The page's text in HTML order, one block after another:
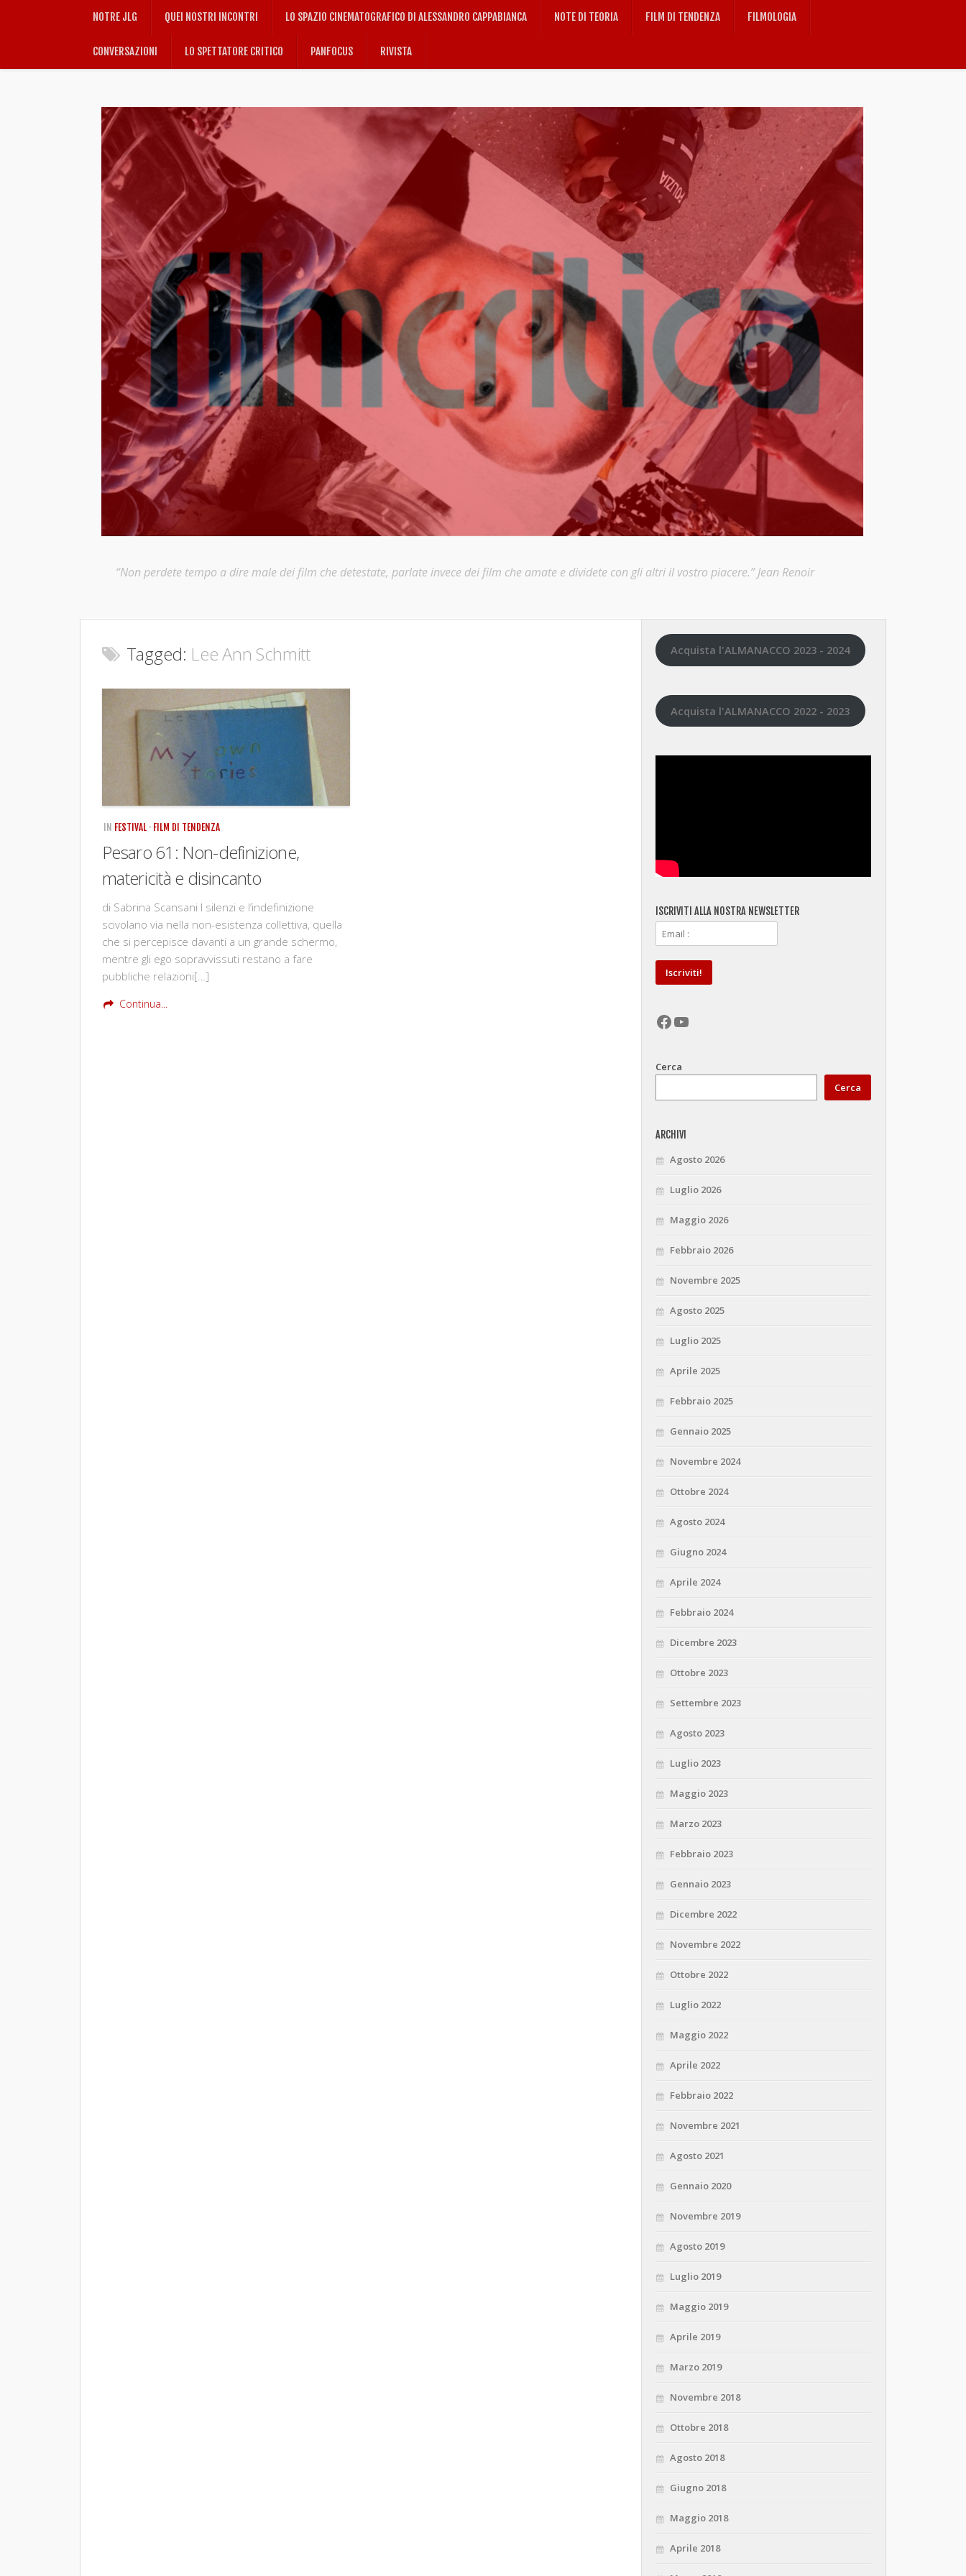
NOTRE JLG QUEI NOSTRI INCONTRI LO SPAZIO CINEMATOGRAFICO DI ALESSANDRO CAPPABIANCA NOTE DI TEORIA FILM DI TENDENZA FILMOLOGIA
CONVERSAZIONI LO SPETTATORE CRITICO PANFOCUS RIVISTA
“Non perdete tempo a dire male dei film che detestate, parlate invece dei film che amate e dividete con gli altri il vostro piacere.” Jean Renoir
Tagged: Lee Ann Schmitt
IN FESTIVAL · FILM DI TENDENZA
Pesaro 61: Non-definizione,
matericità e disincanto
di Sabrina Scansani I silenzi e l’indefinizione
scivolano via nella non-esistenza collettiva, quella
che si percepisce davanti a un grande schermo,
mentre gli ego sopravvissuti restano a fare
pubbliche relazioni[…]
Continua...
Acquista l'ALMANACCO 2023 - 2024
Acquista l'ALMANACCO 2022 - 2023
ISCRIVITI ALLA NOSTRA NEWSLETTER
Facebook
YouTube
Cerca
Cerca
ARCHIVI
Agosto 2026
Luglio 2026
Maggio 2026
Febbraio 2026
Novembre 2025
Agosto 2025
Luglio 2025
Aprile 2025
Febbraio 2025
Gennaio 2025
Novembre 2024
Ottobre 2024
Agosto 2024
Giugno 2024
Aprile 2024
Febbraio 2024
Dicembre 2023
Ottobre 2023
Settembre 2023
Agosto 2023
Luglio 2023
Maggio 2023
Marzo 2023
Febbraio 2023
Gennaio 2023
Dicembre 2022
Novembre 2022
Ottobre 2022
Luglio 2022
Maggio 2022
Aprile 2022
Febbraio 2022
Novembre 2021
Agosto 2021
Gennaio 2020
Novembre 2019
Agosto 2019
Luglio 2019
Maggio 2019
Aprile 2019
Marzo 2019
Novembre 2018
Ottobre 2018
Agosto 2018
Giugno 2018
Maggio 2018
Aprile 2018